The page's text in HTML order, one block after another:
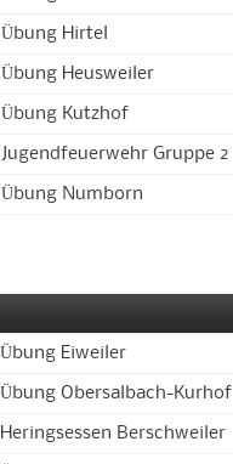
Übung Hirtel
Übung Heusweiler
Übung Kutzhof
Jugendfeuerwehr Gruppe 2
Übung Numborn
Übung Eiweiler
Übung Obersalbach-Kurhof
Heringsessen Berschweiler